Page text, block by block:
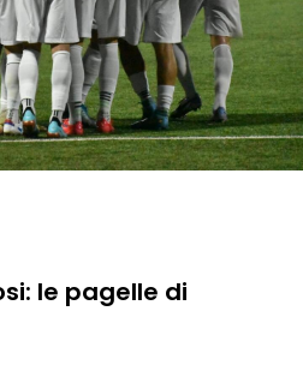
le pagelle di